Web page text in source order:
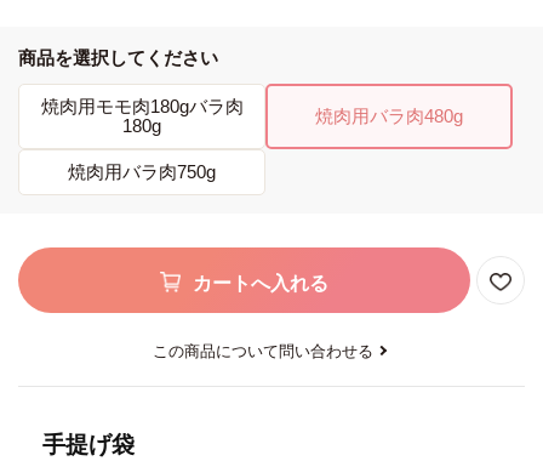
商品を選択してください
焼肉用モモ肉180gバラ肉
180g
焼肉用バラ肉480g
焼肉用バラ肉750g
カートへ入れる
この商品について問い合わせる
手提げ袋